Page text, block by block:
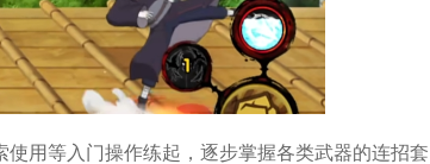
用等入门操作练起，逐步掌握各类武器的连招套